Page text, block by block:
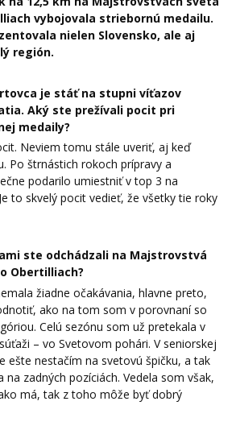
vybojovala striebornú medailu.
nielen Slovensko, ale aj
región.
je stáť na stupni víťazov
Aký ste prežívali pocit pri
medaily?
Neviem tomu stále uveriť, aj keď
Po štrnástich rokoch prípravy a
podarilo umiestniť v top 3 na
to skvelý pocit vedieť, že všetky tie roky
ste odchádzali na Majstrovstvá
Obertilliach?
žiadne očakávania, hlavne preto,
ako na tom som v porovnaní so
Celú sezónu som už pretekala v
– vo Svetovom pohári. V seniorskej
ešte nestačím na svetovú špičku, a tak
zadných pozíciách. Vedela som však,
má, tak z toho môže byť dobrý